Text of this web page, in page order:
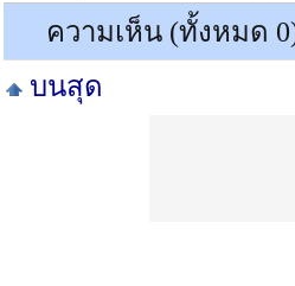
ความเห็น (ทั้งหมด
บนสุด